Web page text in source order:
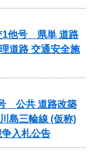
1他号 県単 道路
道路 交通安全施
公共 道路改築
島三輪線 (仮称)
入札公告